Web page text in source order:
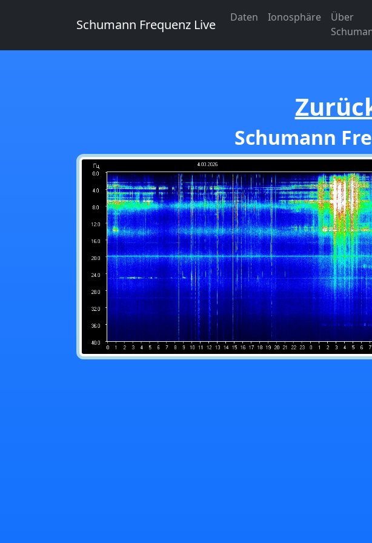
Schumann Frequenz Live Daten Ionosphäre
Über
Schumann